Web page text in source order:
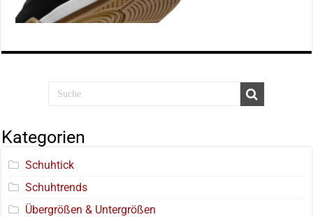
Kategorien
Schuhtick
Schuhtrends
Übergrößen & Untergrößen